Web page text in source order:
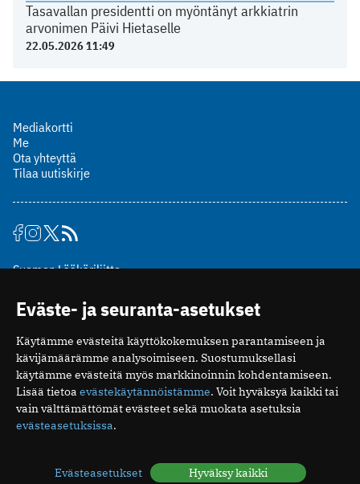
Tasavallan presidentti on myöntänyt arkkiatrin
arvonimen Päivi Hietaselle
22.05.2026 11:49
Mediakortti
Me
Ota yhteyttä
Tilaa uutiskirje
Suomen Lääkäriliitto
00510 Helsinki
puh. (09) 393 091
toimitus@potilaanlaakarilehti.fi
ISSN 2323-9476
Eväste- ja seuranta-asetukset
Käytämme evästeitä käyttökokemuksen parantamiseen ja
kävijämäärämme analysoimiseen. Suostumuksellasi
käytämme evästeitä myös markkinoinnin kohdentamiseen.
Lisää tietoa evästekäytännöistämme. Voit hyväksyä kaikki tai
vain välttämättömät evästeet sekä muokata asetuksia
evästeasetuksissa.
Evästeasetukset Hyväksy kaikki